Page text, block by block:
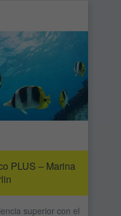
PLUS – Marina
superior con el